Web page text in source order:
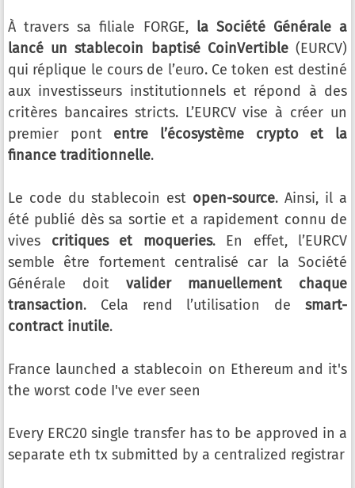
À travers sa filiale FORGE, la Société Générale a
lancé un stablecoin baptisé CoinVertible(EURCV)
qui réplique le cours de l’euro. Ce token est destiné
aux investisseurs institutionnels et répond à des
critères bancaires stricts. L’EURCV vise à créer un
premier pont entre l’écosystème crypto et la
finance traditionnelle.
Le code du stablecoin est open-source. Ainsi, il a
été publié dès sa sortie et a rapidement connu de
vives critiques et moqueries. En effet, l’EURCV
semble être fortement centralisé car la Société
Générale doit valider manuellement chaque
transaction. Cela rend l’utilisation de smart-
contract inutile.
France launched a stablecoin on Ethereum and it's
the worst code I've ever seen
Every ERC20 single transfer has to be approved in a
separate eth tx submitted by a centralized registrar